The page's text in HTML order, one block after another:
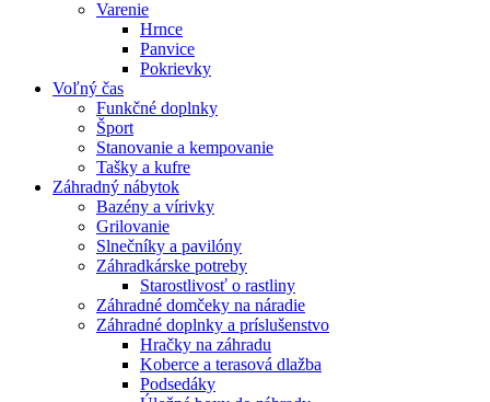
Varenie
Hrnce
Panvice
Pokrievky
Voľný čas
Funkčné doplnky
Šport
Stanovanie a kempovanie
Tašky a kufre
Záhradný nábytok
Bazény a vírivky
Grilovanie
Slnečníky a pavilóny
Záhradkárske potreby
Starostlivosť o rastliny
Záhradné domčeky na náradie
Záhradné doplnky a príslušenstvo
Hračky na záhradu
Koberce a terasová dlažba
Podsedáky